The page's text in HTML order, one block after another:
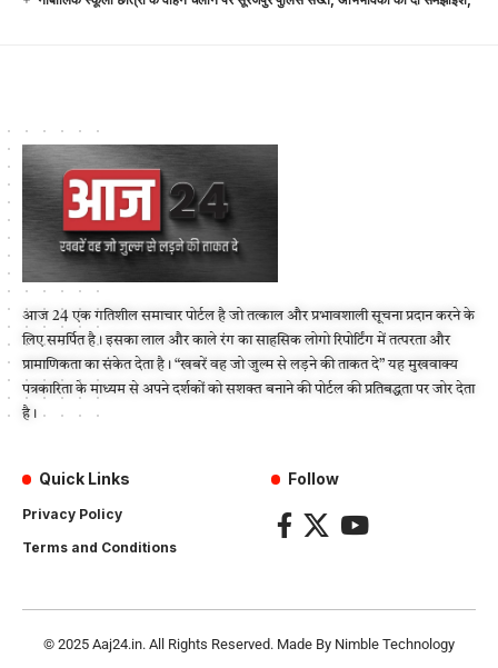
आज 24 एक गतिशील समाचार पोर्टल है जो तत्काल और प्रभावशाली सूचना प्रदान करने के
लिए समर्पित है। इसका लाल और काले रंग का साहसिक लोगो रिपोर्टिंग में तत्परता और
प्रामाणिकता का संकेत देता है। “खबरें वह जो जुल्म से लड़ने की ताकत दे” यह मुखवाक्य
पत्रकारिता के माध्यम से अपने दर्शकों को सशक्त बनाने की पोर्टल की प्रतिबद्धता पर जोर देता
है।
Quick Links
Privacy Policy
Terms and Conditions
Follow
© 2025 Aaj24.in. All Rights Reserved. Made By Nimble Technology